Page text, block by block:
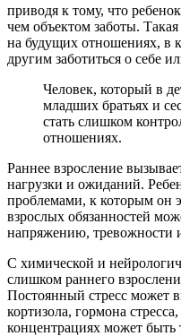
приводя к тому, что
чем объектом заботы.
на будущих отношениях, в
другим заботиться о себе
Человек, который в
младших братьях и
стать слишком
отношениях.
Раннее взросление
нагрузки и ожиданий.
проблемами, к которым он
взрослых обязанностей
напряжению, тревожности и
С химической и
слишком раннего
Постоянный стресс может
кортизола, гормона
концентрациях может быть